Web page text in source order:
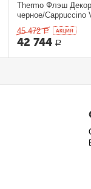
Thermo Флэш
черное/Cappuccino
205*86 левое
45 472 Р AКЦИЯ
42 744 Р